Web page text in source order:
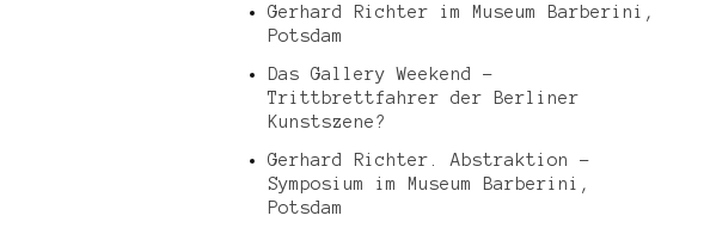
Gerhard Richter im Museum Barberini,
Potsdam
Das Gallery Weekend –
Trittbrettfahrer der Berliner
Kunstszene?
Gerhard Richter. Abstraktion –
Symposium im Museum Barberini,
Potsdam